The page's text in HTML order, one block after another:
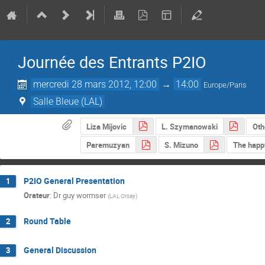
Journée des Entrants P2IO
mercredi 28 mars 2012, 12:00 → 14:00 Europe/Paris
Salle Bleue (LAL)
Liza Mijovic L. Szymanowski
Paremuzyan
S. Mizuno The
1 P2IO General Presentation
Orateur: Drguy wormser (LAL Orsay)
2 Round Table
3 General Discussion